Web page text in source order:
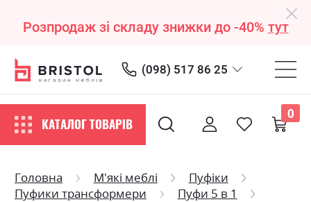
Розпродаж зі складу знижки до -40% тут
(098) 517 86 25
КАТАЛОГ ТОВАРІВ
0
Головна М'які меблі
Пуфіки
Пуфики трансформери
Пуфи 5 в 1